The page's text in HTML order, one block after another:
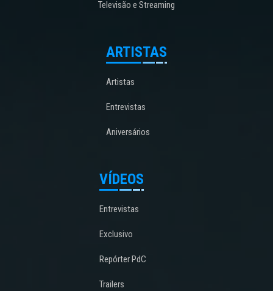
Televisão e Streaming
ARTISTAS
Artistas
Entrevistas
Aniversários
VÍDEOS
Entrevistas
Exclusivo
Repórter PdC
Trailers